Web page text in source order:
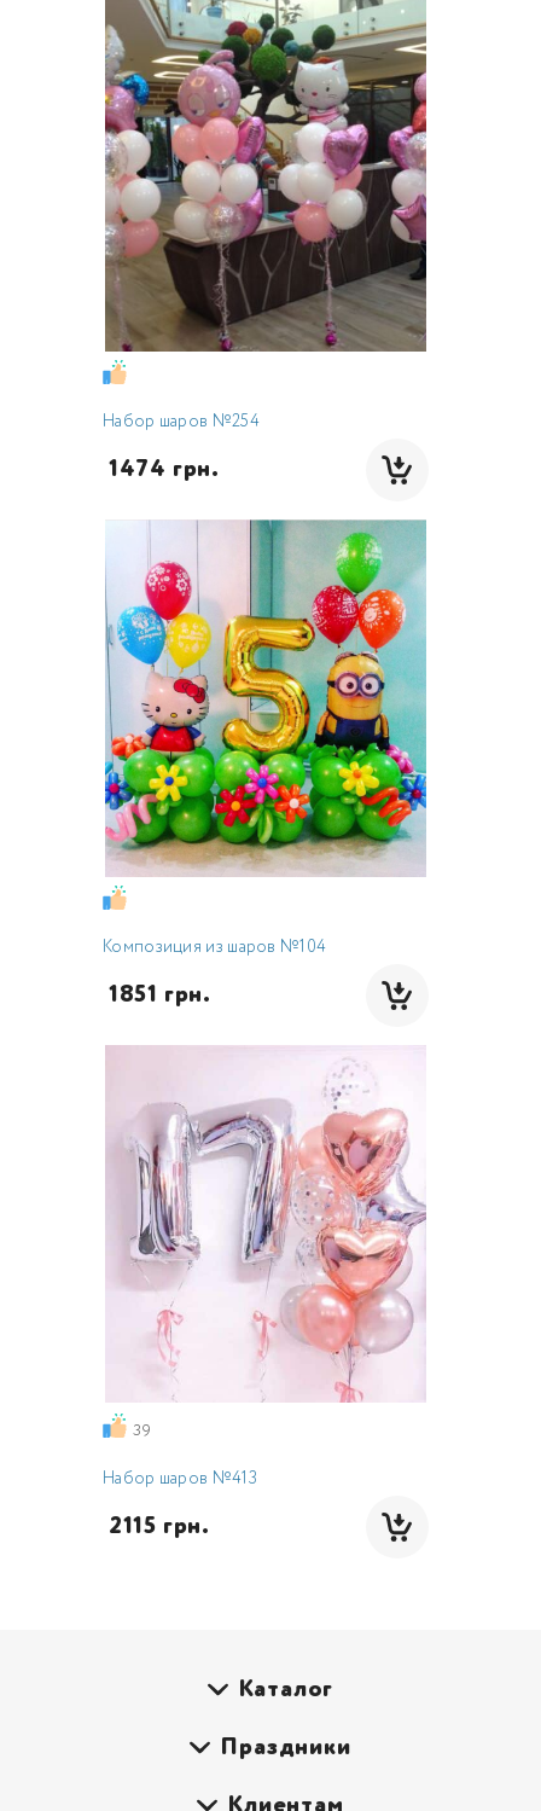
Набор шаров №254
1474 грн.
Композиция из шаров №104
1851 грн.
39
Набор шаров №413
2115 грн.
Каталог
Праздники
Клиентам